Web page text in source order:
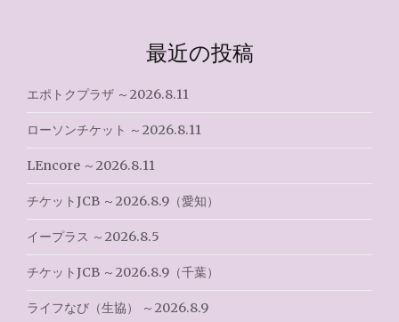
ゲ
ー
シ
ョ
ン
最近の投稿
エポトクプラザ ～2026.8.11
ローソンチケット ～2026.8.11
LEncore ～2026.8.11
チケットJCB ～2026.8.9（愛知）
イープラス ～2026.8.5
チケットJCB ～2026.8.9（千葉）
ライフなび（生協） ～2026.8.9